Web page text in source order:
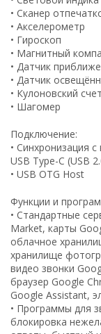
• Сканер
• Акселерометр
• Гироскоп
• Магнитный
• Датчик
• Датчик
• Кулоновский
• Шагомер
Подключение:
• Синхронизация
USB Type-C (USB
• USB OTG Host
Функции и
• Стандартные
Market, карты
облачное
хранилище
видео звонки
браузер Google
Google Assistant,
• Программы для
блокировка